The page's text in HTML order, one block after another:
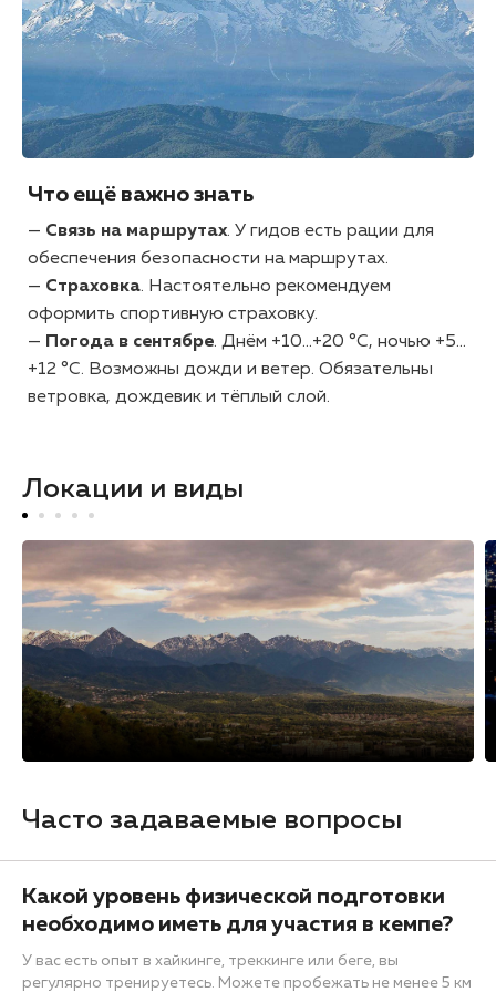
Что ещё важно знать
— Связь на маршрутах. У гидов есть рации для
обеспечения безопасности на маршрутах.
— Страховка. Настоятельно рекомендуем
оформить спортивную страховку.
— Погода в сентябре. Днём +10…+20 °С, ночью +5…
+12 °С. Возможны дожди и ветер. Обязательны
ветровка, дождевик и тёплый слой.
Локации и виды
Часто задаваемые вопросы
Какой уровень физической подготовки
необходимо иметь для участия в кемпе?
У вас есть опыт в хайкинге, треккинге или беге, вы
регулярно тренируетесь. Можете пробежать не менее 5 км